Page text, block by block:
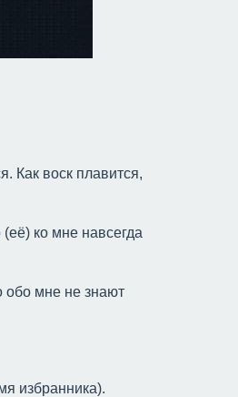
Как воск плавится,
ко мне навсегда
обо мне не знают
избранника).